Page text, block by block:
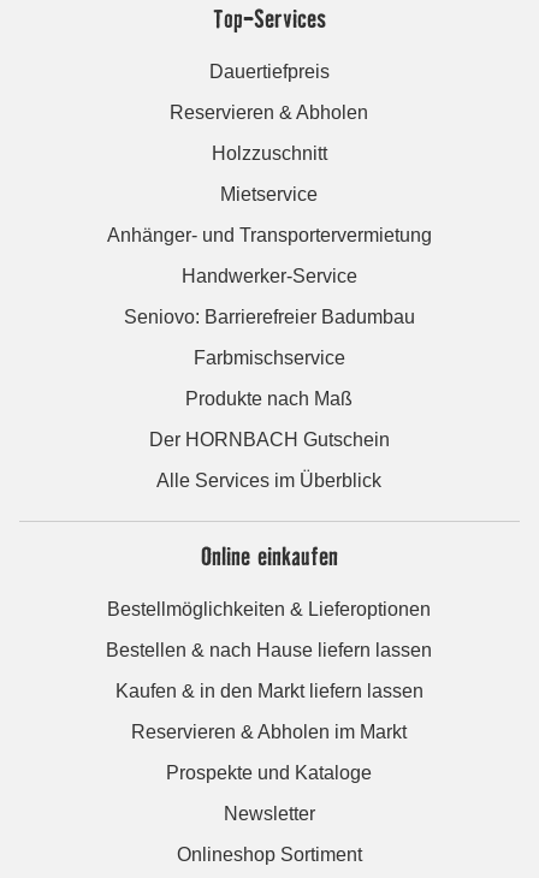
Top-Services
Dauertiefpreis
Reservieren & Abholen
Holzzuschnitt
Mietservice
Anhänger- und Transportervermietung
Handwerker-Service
Seniovo: Barrierefreier Badumbau
Farbmischservice
Produkte nach Maß
Der HORNBACH Gutschein
Alle Services im Überblick
Online einkaufen
Bestellmöglichkeiten & Lieferoptionen
Bestellen & nach Hause liefern lassen
Kaufen & in den Markt liefern lassen
Reservieren & Abholen im Markt
Prospekte und Kataloge
Newsletter
Onlineshop Sortiment